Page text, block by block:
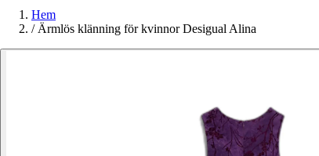
Hem
/ Ärmlös klänning för kvinnor Desigual Alina